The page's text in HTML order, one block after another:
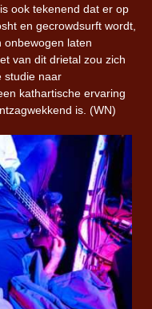
ook tekenend dat er op
en gecrowdsurft wordt,
onbewogen laten
van dit drietal zou zich
studie naar
kathartische ervaring
is. (WN)